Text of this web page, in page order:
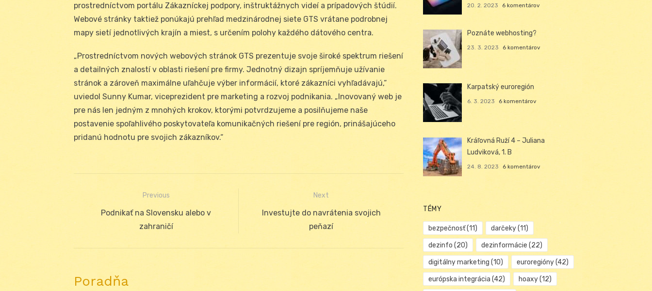
prostredníctvom portálu Zákazníckej podpory, inštruktážnych videí a prípadových štúdií.
Webové stránky taktiež ponúkajú prehľad medzinárodnej siete GTS vrátane podrobnej
mapy sietí jednotlivých krajín a miest, s určením polohy každého dátového centra.
„Prostredníctvom nových webových stránok GTS prezentuje svoje široké spektrum riešení
a detailných znalostí v oblasti riešení pre firmy. Jednotný dizajn spríjemňuje užívanie
stránok a zároveň maximálne uľahčuje výber informácií, ktoré zákazníci vyhľadávajú,“
uviedol Sunny Kumar, viceprezident pre marketing a rozvoj podnikania. „Inovovaný web je
pre nás len jedným z mnohých krokov, ktorými potvrdzujeme a posilňujeme naše
postavenie spoľahlivého poskytovateľa komunikačných riešení pre región, prinášajúceho
pridanú hodnotu pre svojich zákazníkov.“
Navigácia
v
Previous
Previous
Podnikať na Slovensku alebo v
zahraničí
Next
Next
Investujte do navrátenia svojich
peňazí
Poradňa
20. 2. 2023 6 komentárov
Poznáte webhosting?
23. 3. 2023 6 komentárov
Karpatský euroregión
6. 3. 2023 6 komentárov
Kráľovná Ruží 4 – Juliana
Ludviková, 1. B
24. 8. 2023 6 komentárov
TÉMY
bezpečnosť(11) darčeky(11)
dezinfo (20) dezinformácie (22)
digitálny marketing (10) euroregióny(42)
európska integrácia (42) hoaxy(12)